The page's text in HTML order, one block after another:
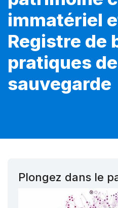
immatériel
Registre de
pratiques de
sauvegarde
Plongez dans le